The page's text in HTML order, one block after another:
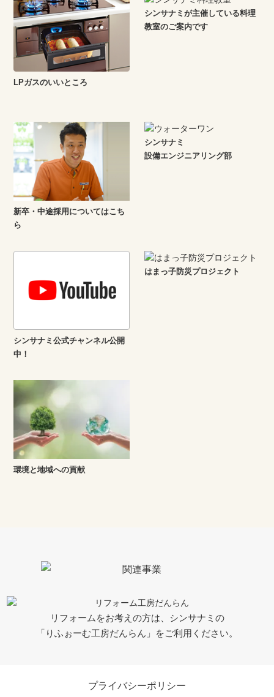
LPガスのいいところ
シンサナミが主催している料理
教室のご案内です
新卒・中途採用についてはこち
ら
シンサナミ
設備エンジニアリング部
シンサナミ公式チャンネル公開
中！
はまっ子防災プロジェクト
環境と地域への貢献
リフォームをお考えの方は、シンサナミの
「りふぉーむ工房だんらん」をご利用ください。
プライバシーポリシー